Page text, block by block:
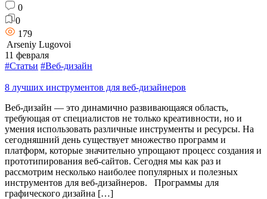
0
0
179
Arseniy Lugovoi
11 февраля
#Статьи #Веб-дизайн
8 лучших инструментов для веб-дизайнеров
Веб-дизайн — это динамично развивающаяся область,
требующая от специалистов не только креативности, но и
умения использовать различные инструменты и ресурсы. На
сегодняшний день существует множество программ и
платформ, которые значительно упрощают процесс создания и
прототипирования веб-сайтов. Сегодня мы как раз и
рассмотрим несколько наиболее популярных и полезных
инструментов для веб-дизайнеров. Программы для
графического дизайна […]